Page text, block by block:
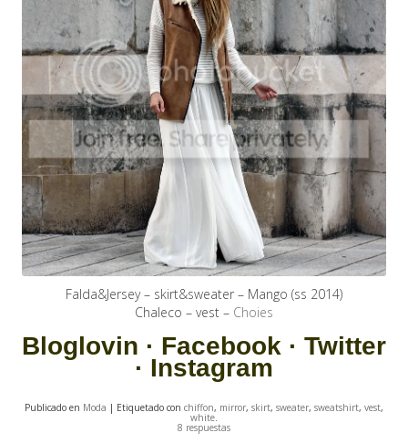
Falda&Jersey – skirt&sweater – Mango (ss 2014)
Chaleco – vest – Choies
Bloglovin · Facebook · Twitter
· Instagram
Publicado en Moda | Etiquetado con chiffon, mirror, skirt, sweater, sweatshirt, vest,
white.
8 respuestas